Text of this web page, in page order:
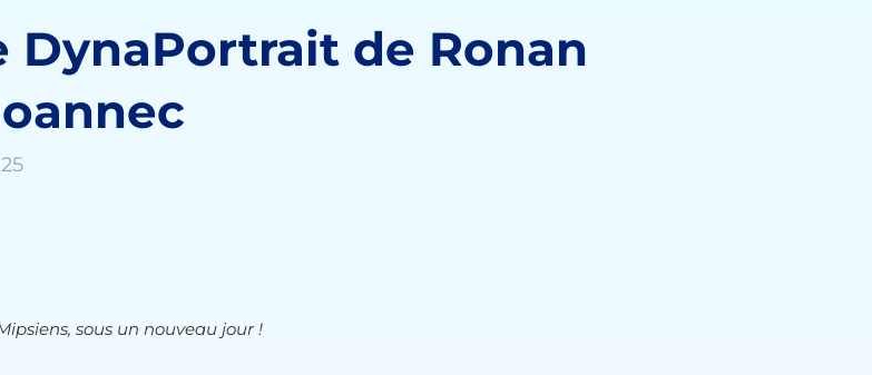
DynaPortrait de Ronan
sous un nouveau jour !